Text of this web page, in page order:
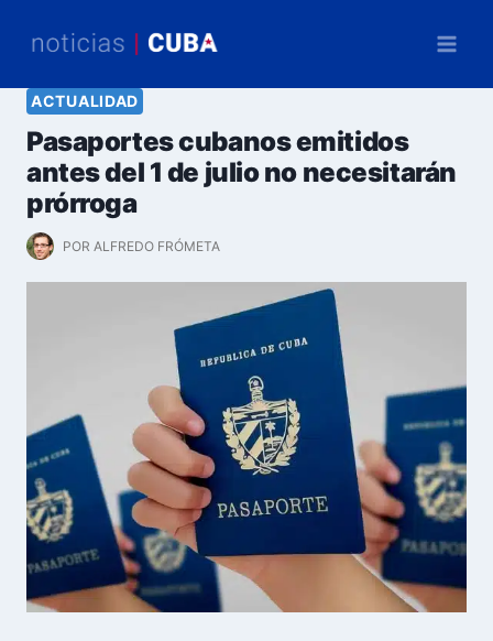
ACTUALIDAD
Pasaportes cubanos emitidos
antes del 1 de julio no necesitarán
prórroga
POR ALFREDO FRÓMETA